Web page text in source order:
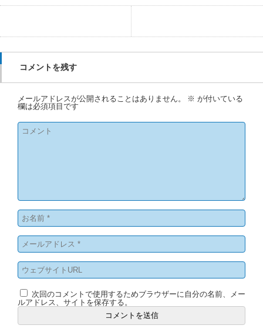
コメントを残す
メールアドレスが公開されることはありません。 ※ が付いている
欄は必須項目です
次回のコメントで使用するためブラウザーに自分の名前、メー
ルアドレス、サイトを保存する。